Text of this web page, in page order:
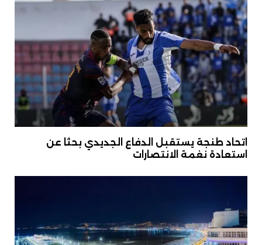
اتحاد طنجة يستقبل الدفاع الجديدي بحثا عن
استعادة نغمة الانتصارات